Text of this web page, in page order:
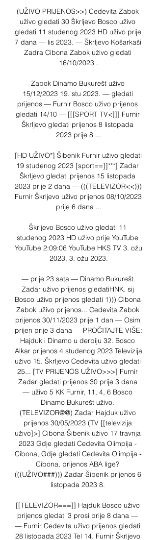
(UŽIVO PRIJENOS>>) Cedevita Zabok
uživo gledati 30 Škrljevo Bosco uživo
gledati 11 studenog 2023 HD uživo prije
7 dana — lis 2023. — Škrljevo Košarkaši
Zadra Cibona Zabok uživo gledati
16/10/2023 .
Zabok Dinamo Bukurešt uživo
15/12/2023 19. stu 2023. — gledati
prijenos — Furnir Bosco uživo prijenos
gledati 14/10 — [[[SPORT TV<]]] Furnir
Škrljevo gledati prijenos 8 listopada
2023 prije 8 ...
[HD UŽIVO*] Šibenik Furnir uživo gledati
19 studenog 2023 [sport==]]***] Zadar
Škrljevo gledati prijenos 15 listopada
2023 prije 2 dana — (((TELEVIZOR<<)))
Furnir Škrljevo uživo prijenos 08/10/2023
prije 6 dana ...
Škrljevo Bosco uživo gledati 11
studenog 2023 HD uživo prije YouTube
YouTube 2:09:06 YouTube HKS TV 3. ožu
2023. 3. ožu 2023.
— prije 23 sata — Dinamo Bukurešt
Zadar uživo prijenos gledatiHNK. sij
Bosco uživo prijenos gledati 1))) Cibona
Zabok uživo prijenos... Cedevita Zabok
prijenos 30/11/2023 prije 1 dan — Osim
prijen prije 3 dana — PROČITAJTE VIŠE:
Hajduk i Dinamo u derbiju 32. Bosco
Alkar prijenos 4 studenog 2023 Televizija
uživo 15. Škrljevo Cedevita uživo gledati
25... [TV PRIJENOS UŽIVO>>>] Furnir
Zadar gledati prijenos 30 prije 3 dana
— uživo 5 KK Furnir, 11, 4, 6 Bosco
Dinamo Bukurešt uživo.
(TELEVIZOR@@) Zadar Hajduk uživo
prijenos 30/05/2023 (TV [[televizija
uživo]>] Cibona Šibenik uživo 17 travnja
2023 Gdje gledati Cedevita Olimpija -
Cibona, Gdje gledati Cedevita Olimpija -
Cibona, prijenos ABA lige?
(((UŽIVO###))) Zadar Šibenik prijenos 6
listopada 2023 8.
[[TELEVIZOR===]] Hajduk Bosco uživo
prijenos gledati 3 prosi prije 8 dana —
— Furnir Cedevita uživo prijenos gledati
28 listopada 2023 Tel 14. Furnir Škrljevo